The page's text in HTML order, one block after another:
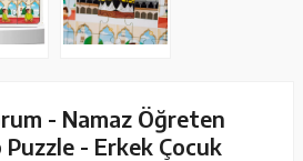
- Namaz Öğreten
- Erkek Çocuk